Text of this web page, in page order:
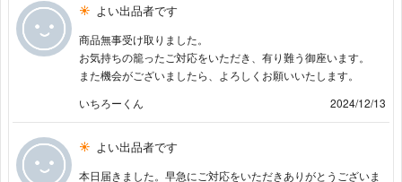
よい出品者です
商品無事受け取りました。
お気持ちの籠ったご対応をいただき、有り難う御座います。
また機会がございましたら、よろしくお願いいたします。
いちろーくん
2024/12/13
よい出品者です
本日届きました。早急にご対応をいただきありがとうございま